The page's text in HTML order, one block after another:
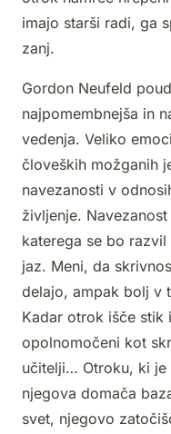
imajo starši radi, ga
zanj.
Gordon Neufeld
najpomembnejša in
vedenja. Veliko
človeških možganih
navezanosti v
življenje.
katerega se bo
jaz. Meni, da
delajo, ampak bolj v
Kadar otrok išče stik
opolnomočeni kot
učitelji… Otroku, ki je
njegova domača
svet, njegovo